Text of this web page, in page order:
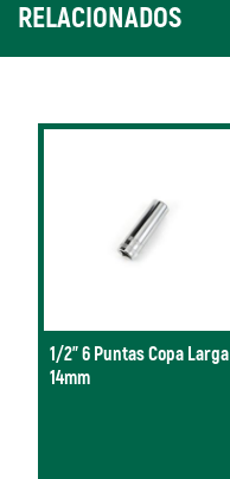
RELACIONADOS
1/2" 6 Puntas Copa Larga
14mm